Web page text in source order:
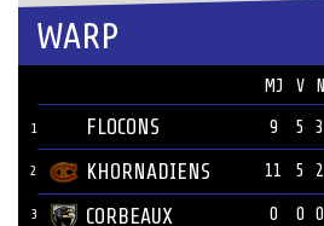
WARP
MJ V N
1 FLOCONS 9 5 3
2 KHORNADIENS 11 5 2
3 CORBEAUX 0 0 0